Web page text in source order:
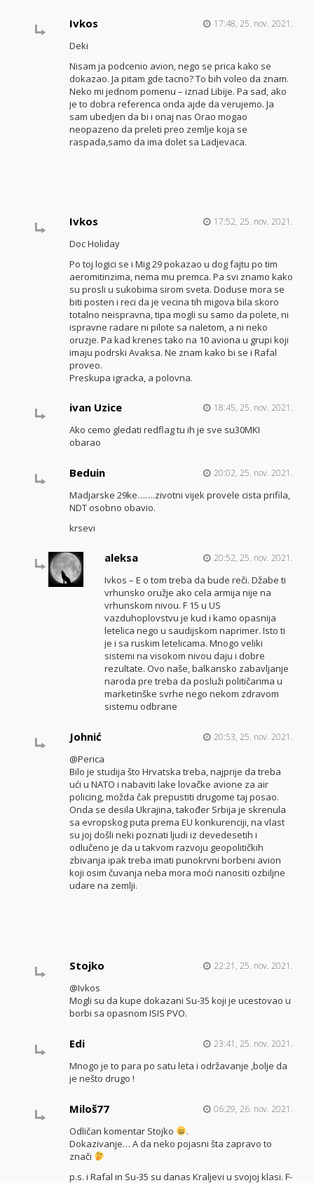
Ivkos 17:48, 25. nov. 2021.
Deki
Nisam ja podcenio avion, nego se prica kako se
dokazao. Ja pitam gde tacno? To bih voleo da znam.
Neko mi jednom pomenu – iznad Libije. Pa sad, ako
je to dobra referenca onda ajde da verujemo. Ja
sam ubedjen da bi i onaj nas Orao mogao
neopazeno da preleti preo zemlje koja se
raspada,samo da ima dolet sa Ladjevaca.
Ivkos 17:52, 25. nov. 2021.
Doc Holiday
Po toj logici se i Mig 29 pokazao u dog fajtu po tim
aeromitinzima, nema mu premca. Pa svi znamo kako
su prosli u sukobima sirom sveta. Doduse mora se
biti posten i reci da je vecina tih migova bila skoro
totalno neispravna, tipa mogli su samo da polete, ni
ispravne radare ni pilote sa naletom, a ni neko
oruzje. Pa kad krenes tako na 10 aviona u grupi koji
imaju podrski Avaksa. Ne znam kako bi se i Rafal
proveo.
Preskupa igracka, a polovna.
ivan Uzice 18:45, 25. nov. 2021.
Ako cemo gledati redflag tu ih je sve su30MKI
obarao
Beduin 20:02, 25. nov. 2021.
Madjarske 29ke…….zivotni vijek provele cista prifila,
NDT osobno obavio.
krsevi
aleksa 20:52, 25. nov. 2021.
Ivkos – E o tom treba da bude reči. Džabe ti
vrhunsko oružje ako cela armija nije na
vrhunskom nivou. F 15 u US
vazduhoplovstvu je kud i kamo opasnija
letelica nego u saudijskom naprimer. Isto ti
je i sa ruskim letelicama. Mnogo veliki
sistemi na visokom nivou daju i dobre
rezultate. Ovo naše, balkansko zabavljanje
naroda pre treba da posluži političarima u
marketinške svrhe nego nekom zdravom
sistemu odbrane
Johnić 20:53, 25. nov. 2021.
@Perica
Bilo je studija što Hrvatska treba, najprije da treba
ući u NATO i nabaviti lake lovačke avione za air
policing, možda čak prepustiti drugome taj posao.
Onda se desila Ukrajina, također Srbija je skrenula
sa evropskog puta prema EU konkurenciji, na vlast
su joj došli neki poznati ljudi iz devedesetih i
odlučeno je da u takvom razvoju geopolitičkih
zbivanja ipak treba imati punokrvni borbeni avion
koji osim čuvanja neba mora moći nanositi ozbiljne
udare na zemlji.
Stojko 22:21, 25. nov. 2021.
@Ivkos
Mogli su da kupe dokazani Su-35 koji je ucestovao u
borbi sa opasnom ISIS PVO.
Edi 23:41, 25. nov. 2021.
Mnogo je to para po satu leta i održavanje ,bolje da
je nešto drugo !
Miloš77 06:29, 26. nov. 2021.
Odličan komentar Stojko
.
Dokazivanje… A da neko pojasni šta zapravo to
znači
p.s. i Rafal in Su-35 su danas Kraljevi u svojoj klasi. F-